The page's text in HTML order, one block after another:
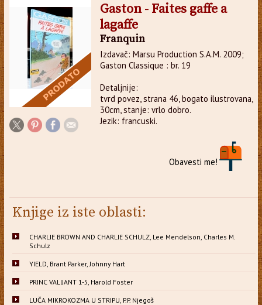
Gaston - Faites gaffe a
lagaffe
Franquin
Izdavač: Marsu Production S.A.M. 2009;
Gaston Classique : br. 19
Detaljnije:
tvrd povez, strana 46, bogato ilustrovana,
30cm, stanje: vrlo dobro.
Jezik: francuski.
Obavesti me!
Knjige iz iste oblasti:
CHARLIE BROWN AND CHARLIE SCHULZ, Lee Mendelson, Charles M.
Schulz
YIELD, Brant Parker, Johnny Hart
PRINC VALIJANT 1-5, Harold Foster
LUČA MIKROKOZMA U STRIPU, P.P. Njegoš